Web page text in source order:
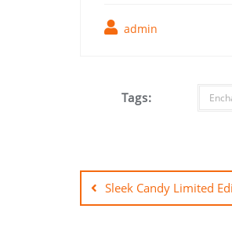
admin
Tags:
Bericht
navigatie
Sleek Candy Limited